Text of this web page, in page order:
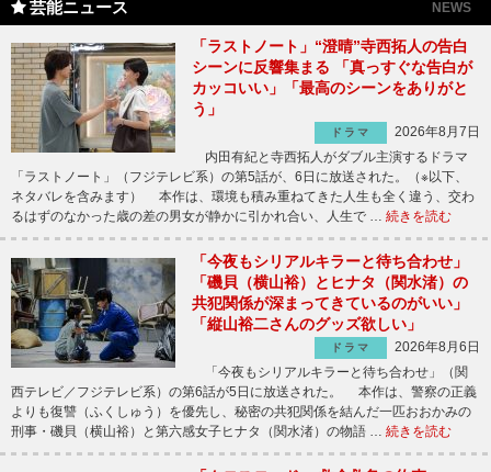
芸能ニュース NEWS
「ラストノート」“澄晴”寺西拓人の告白
シーンに反響集まる 「真っすぐな告白が
カッコいい」「最高のシーンをありがと
う」
ドラマ
2026年8月7日
内田有紀と寺西拓人がダブル主演するドラマ
「ラストノート」（フジテレビ系）の第5話が、6日に放送された。（※以下、
ネタバレを含みます） 本作は、環境も積み重ねてきた人生も全く違う、交わ
るはずのなかった歳の差の男女が静かに引かれ合い、人生で … 続きを読む
「今夜もシリアルキラーと待ち合わせ」
「磯貝（横山裕）とヒナタ（関水渚）の
共犯関係が深まってきているのがいい」
「縦山裕二さんのグッズ欲しい」
ドラマ
2026年8月6日
「今夜もシリアルキラーと待ち合わせ」（関
西テレビ／フジテレビ系）の第6話が5日に放送された。 本作は、警察の正義
よりも復讐（ふくしゅう）を優先し、秘密の共犯関係を結んだ一匹おおかみの
刑事・磯貝（横山裕）と第六感女子ヒナタ（関水渚）の物語 … 続きを読む